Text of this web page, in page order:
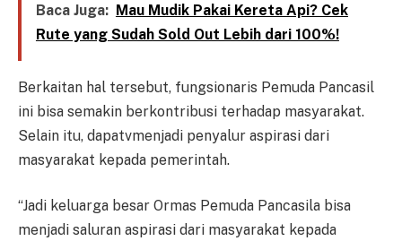
Baca Juga: Mau Mudik Pakai Kereta Api? Cek
Rute yang Sudah Sold Out Lebih dari 100%!
Berkaitan hal tersebut, fungsionaris Pemuda Pancasil
ini bisa semakin berkontribusi terhadap masyarakat.
Selain itu, dapatvmenjadi penyalur aspirasi dari
masyarakat kepada pemerintah.
“Jadi keluarga besar Ormas Pemuda Pancasila bisa
menjadi saluran aspirasi dari masyarakat kepada